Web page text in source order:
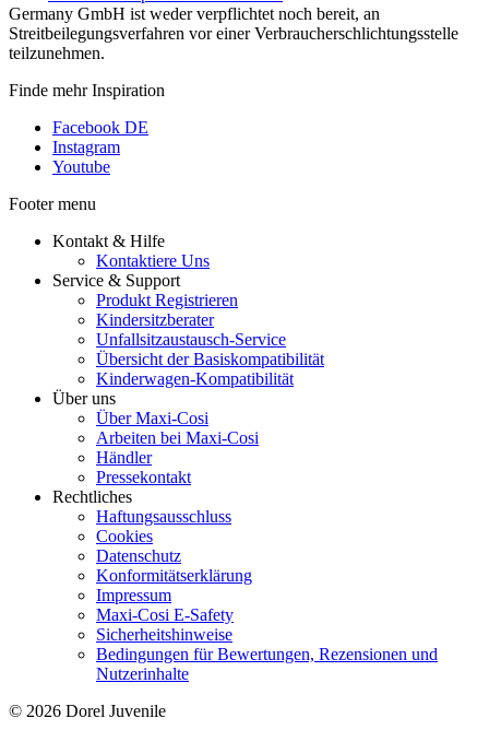
Germany GmbH ist weder verpflichtet noch bereit, an
Streitbeilegungsverfahren vor einer Verbraucherschlichtungsstelle
teilzunehmen.
Finde mehr Inspiration
Facebook DE
Instagram
Youtube
Footer menu
Kontakt & Hilfe
Kontaktiere Uns
Service & Support
Produkt Registrieren
Kindersitzberater
Unfallsitzaustausch-Service
Übersicht der Basiskompatibilität
Kinderwagen-Kompatibilität
Über uns
Über Maxi-Cosi
Arbeiten bei Maxi-Cosi
Händler
Pressekontakt
Rechtliches
Haftungsausschluss
Cookies
Datenschutz
Konformitätserklärung
Impressum
Maxi-Cosi E-Safety
Sicherheitshinweise
Bedingungen für Bewertungen, Rezensionen und
Nutzerinhalte
© 2026 Dorel Juvenile